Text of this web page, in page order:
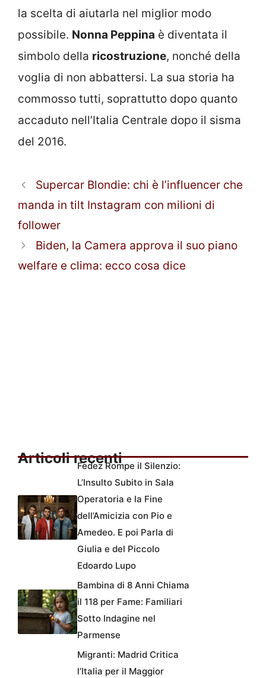
la scelta di aiutarla nel miglior modo
possibile. Nonna Peppina è diventata il
simbolo della ricostruzione, nonché della
voglia di non abbattersi. La sua storia ha
commosso tutti, soprattutto dopo quanto
accaduto nell’Italia Centrale dopo il sisma
del 2016.
Supercar Blondie: chi è l’influencer che
manda in tilt Instagram con milioni di
follower
Biden, la Camera approva il suo piano
welfare e clima: ecco cosa dice
Articoli recentiFedez Rompe il Silenzio:
L’Insulto Subito in Sala
Operatoria e la Fine
dell’Amicizia con Pio e
Amedeo. E poi Parla di
Giulia e del Piccolo
Edoardo Lupo
Bambina di 8 Anni Chiama
il 118 per Fame: Familiari
Sotto Indagine nel
Parmense
Migranti: Madrid Critica
l’Italia per il Maggior